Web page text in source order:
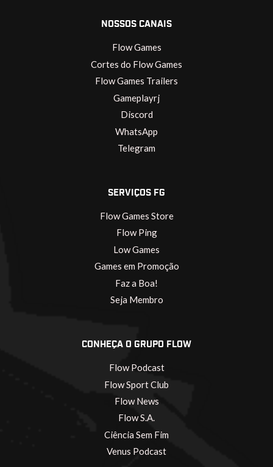
NOSSOS CANAIS
Flow Games
Cortes do Flow Games
Flow Games Trailers
Gameplayrj
Discord
WhatsApp
Telegram
SERVIÇOS FG
Flow Games Store
Flow Ping
Low Games
Games em Promoção
Faz a Boa!
Seja Membro
CONHEÇA O GRUPO FLOW
Flow Podcast
Flow Sport Club
Flow News
Flow S.A.
Ciência Sem Fim
Venus Podcast